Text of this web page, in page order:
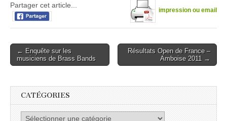
impression ou email
Partager cet article...
Post
navigation
← Enquête sur les
musiciens de Brass Bands
Résultats Open de France –
Amboise 2011 →
CATÉGORIES
Catégories